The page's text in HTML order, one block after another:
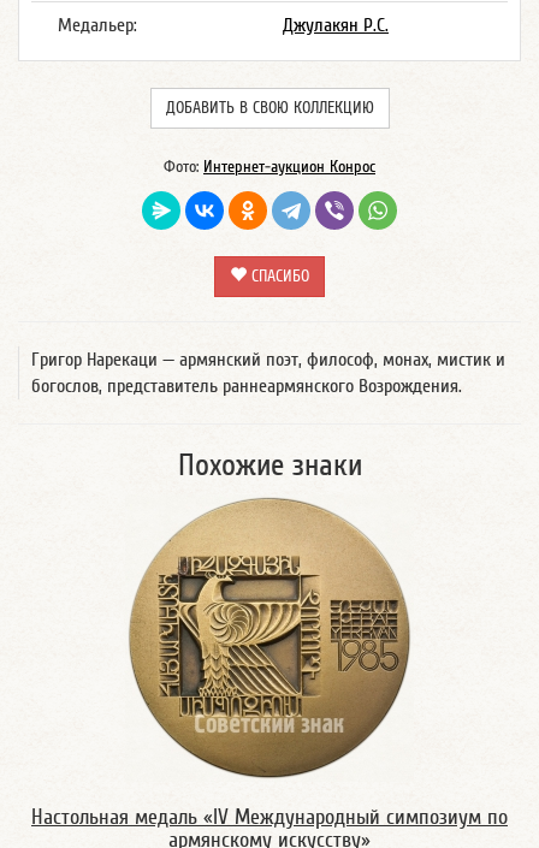
Медальер: Джулакян Р.С.
ДОБАВИТЬ В СВОЮ КОЛЛЕКЦИЮ
Фото: Интернет-аукцион Конрос
СПАСИБО
Григор Нарекаци — армянский поэт, философ, монах, мистик и
богослов, представитель раннеармянского Возрождения.
Похожие знаки
Настольная медаль «IV Международный симпозиум по
армянскому искусству»